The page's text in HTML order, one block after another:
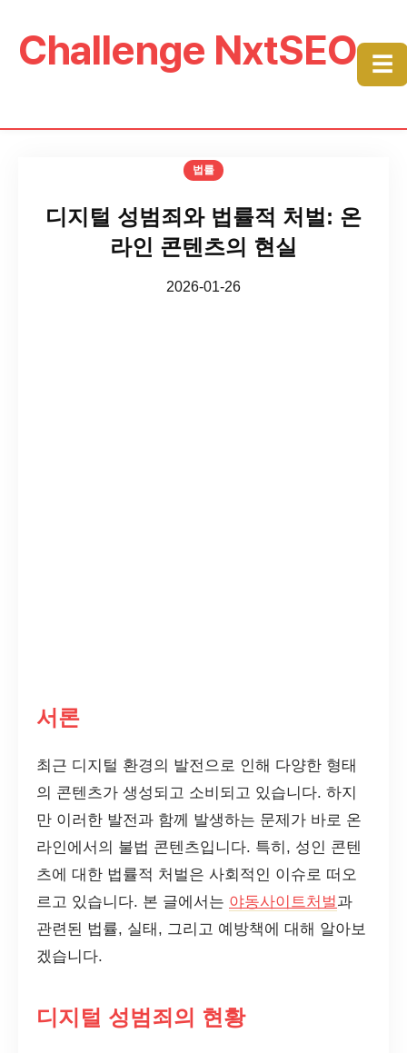
Challenge NxtSEO ☰
법률
디지털 성범죄와 법률적 처벌: 온
라인 콘텐츠의 현실
2026-01-26
서론
최근 디지털 환경의 발전으로 인해 다양한 형태
의 콘텐츠가 생성되고 소비되고 있습니다. 하지
만 이러한 발전과 함께 발생하는 문제가 바로 온
라인에서의 불법 콘텐츠입니다. 특히, 성인 콘텐
츠에 대한 법률적 처벌은 사회적인 이슈로 떠오
르고 있습니다. 본 글에서는 야동사이트처벌과
관련된 법률, 실태, 그리고 예방책에 대해 알아보
겠습니다.
디지털 성범죄의 현황